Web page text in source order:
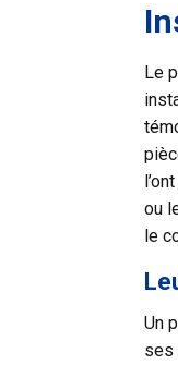
Le
ou
le
Un
ses